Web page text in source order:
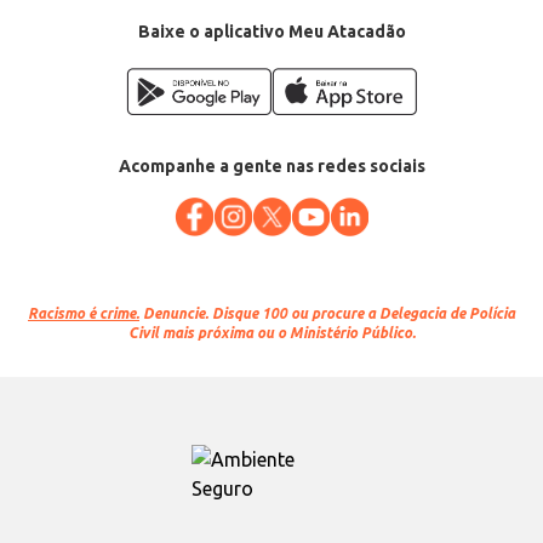
Baixe o aplicativo Meu Atacadão
Acompanhe a gente nas redes sociais
Racismo é crime. Denuncie. Disque 100 ou procure a Delegacia de Polícia
Civil mais próxima ou o Ministério Público.